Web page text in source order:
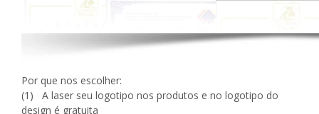
Por que nos escolher:
(1) A laser seu logotipo nos produtos e no logotipo do
design é gratuita